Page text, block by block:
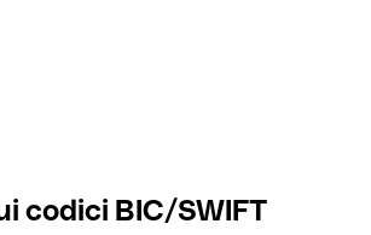
codici BIC/SWIFT